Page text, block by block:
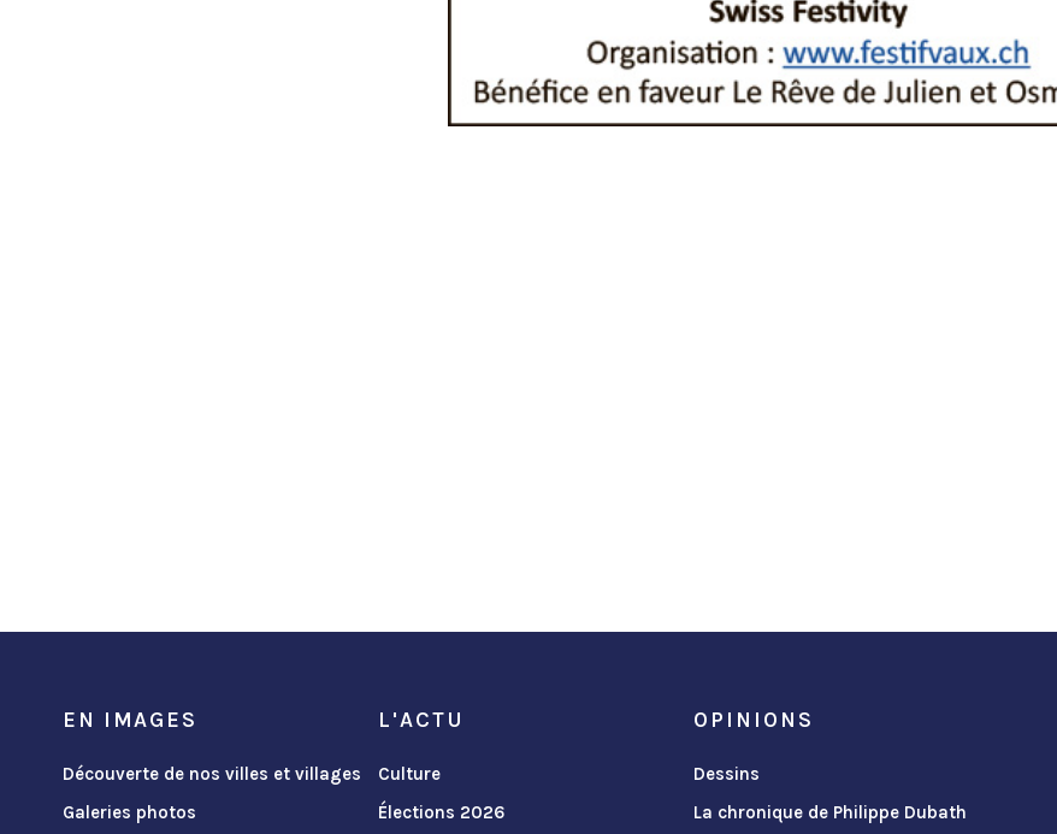
EN IMAGES
Découverte de nos villes et villages
Galeries photos
L'ACTU
Culture
Élections 2026
OPINIONS
Dessins
La chronique de Philippe Dubath